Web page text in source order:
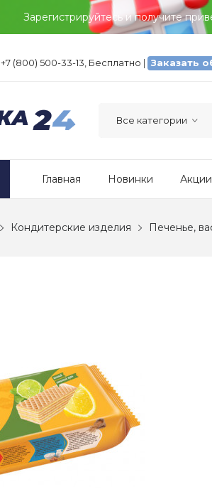
Зарегистрируйтесь и получите
+7 (800) 500-33-13, Бесплатно | Заказать
Главная Новинки Акции
Кондитерские изделия Печенье,